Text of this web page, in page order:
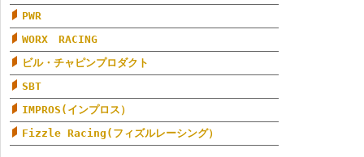
PWR
WORX RACING
ビル・チャピンプロダクト
SBT
IMPROS(インプロス）
Fizzle Racing(フィズルレーシング）